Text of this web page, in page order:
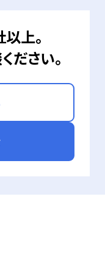
上。
ださい。